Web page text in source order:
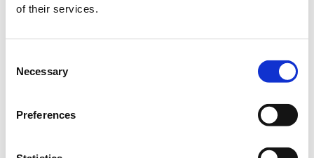
of their services.
Selection
Necessary
Preferences
δράσης, να προβληματίσει και να ανοίξει τη συζήτηση γύρω από τα
Φέτος, το SNF Nostos επιστρέφει με φυσική παρουσία,
προσκαλώντας μας σε ένα συμπυκνωμένο διήμερο, με στόχο να
στιγμές του διημέρου αποτελούν ο αγώνας δρόμου
SNF Nostos Run
, δύο συναυλίες και
ουρανό. Σκοπός μας είναι να μιλήσουμε και να προβληματιστούμε